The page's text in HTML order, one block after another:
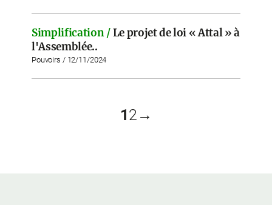
Simplification / Le projet de loi « Attal » à
l'Assemblée..
Pouvoirs / 12/11/2024
12 →